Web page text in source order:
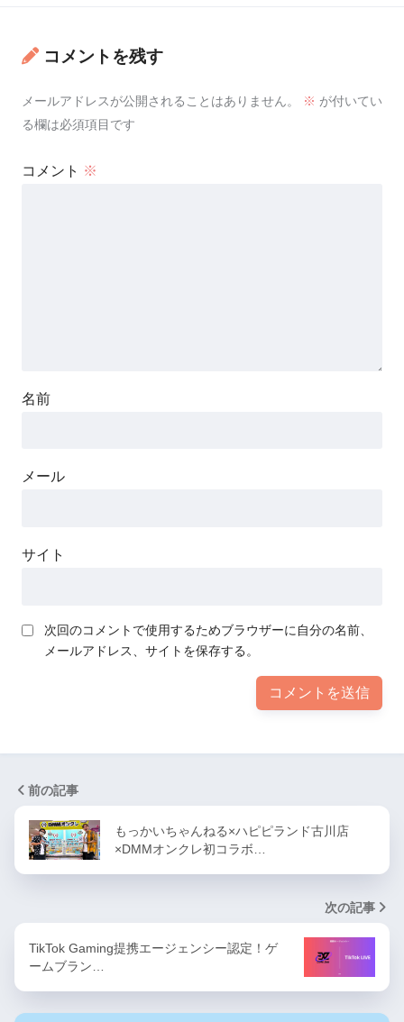
コメントを残す
メールアドレスが公開されることはありません。 ※ が付いてい
る欄は必須項目です
コメント ※
名前
メール
サイト
次回のコメントで使用するためブラウザーに自分の名前、
メールアドレス、サイトを保存する。
前の記事
もっかいちゃんねる×ハピピランド古川店
×DMMオンクレ初コラボ…
次の記事
TikTok Gaming提携エージェンシー認定！ゲ
ームブラン…